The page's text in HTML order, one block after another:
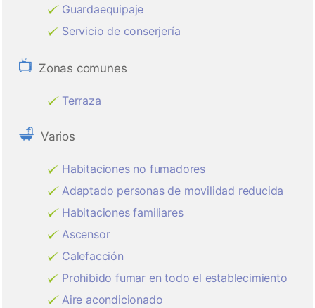
Guardaequipaje
Servicio de conserjería
Zonas comunes
Terraza
Varios
Habitaciones no fumadores
Adaptado personas de movilidad reducida
Habitaciones familiares
Ascensor
Calefacción
Prohibido fumar en todo el establecimiento
Aire acondicionado